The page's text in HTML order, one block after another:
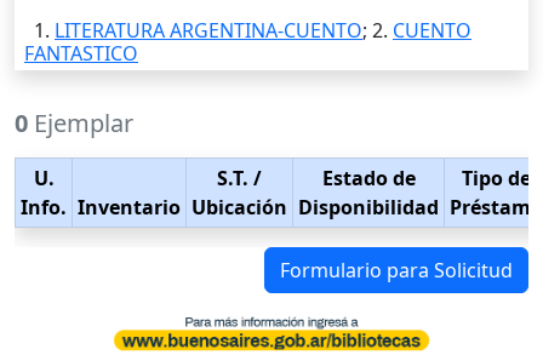
1. LITERATURA ARGENTINA-CUENTO; 2. CUENTO
FANTASTICO
0 Ejemplar
U.
Info. Inventario
S.T. /
Ubicación
Estado de
Disponibilidad
Tipo de
Préstamo
Formulario para Solicitud